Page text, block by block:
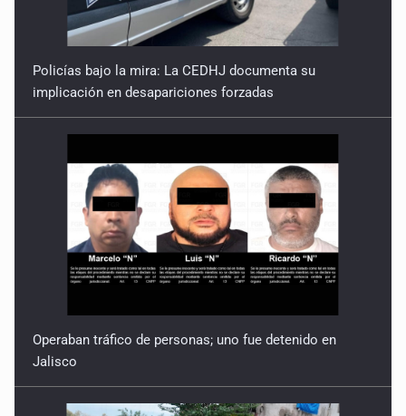
Policías bajo la mira: La CEDHJ documenta su
implicación en desapariciones forzadas
Operaban tráfico de personas; uno fue detenido en
Jalisco